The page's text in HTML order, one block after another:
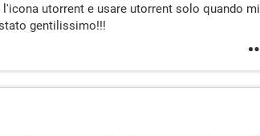
utorrent e usare utorrent solo quando mi
gentilissimo!!!